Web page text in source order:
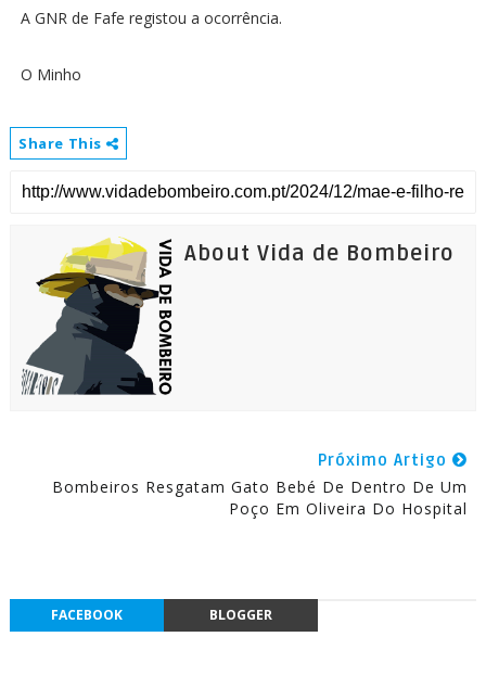
A GNR de Fafe registou a ocorrência.
O Minho
Share This
About Vida de Bombeiro
Próximo Artigo
Bombeiros Resgatam Gato Bebé De Dentro De Um
Poço Em Oliveira Do Hospital
FACEBOOK BLOGGER